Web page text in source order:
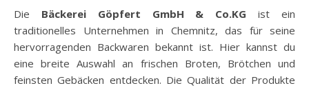
Die Bäckerei Göpfert GmbH & Co.KG ist ein
traditionelles Unternehmen in Chemnitz, das für seine
hervorragenden Backwaren bekannt ist. Hier kannst du
eine breite Auswahl an frischen Broten, Brötchen und
feinsten Gebäcken entdecken. Die Qualität der Produkte